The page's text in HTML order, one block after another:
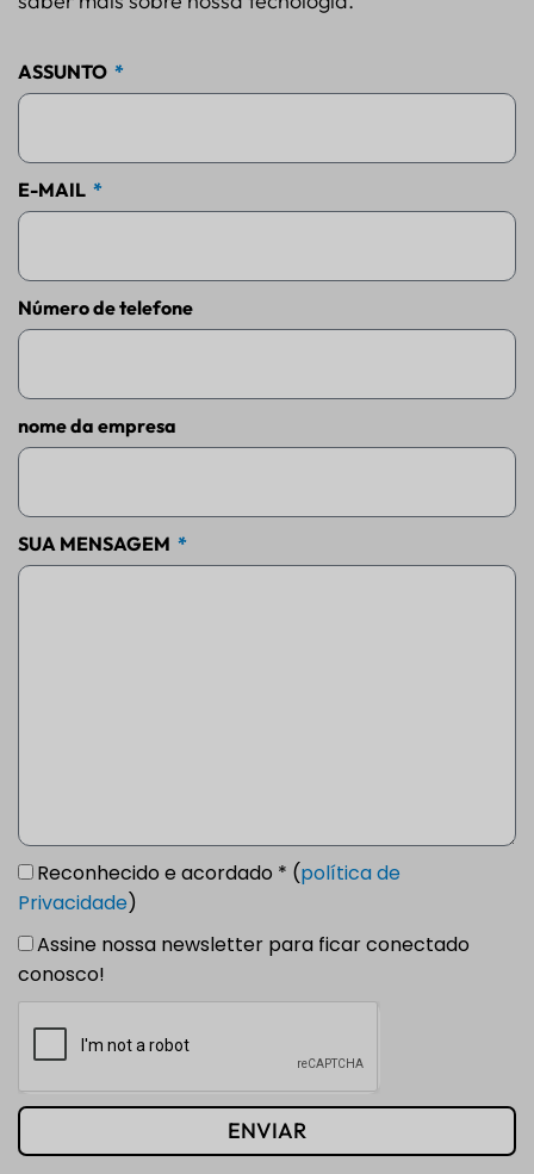
ASSUNTO
E-MAIL
Número de telefone
nome da empresa
SUA MENSAGEM
Reconhecido e acordado * (política de
Privacidade)
Assine nossa newsletter para ficar conectado
conosco!
ENVIAR